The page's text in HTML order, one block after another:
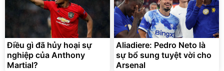
Điều gì đã hủy hoại sự
nghiệp của Anthony
Martial?
Aliadiere: Pedro Neto là
sự bổ sung tuyệt vời cho
Arsenal